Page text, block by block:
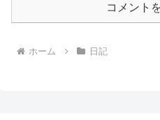
コメント
ホーム 日記